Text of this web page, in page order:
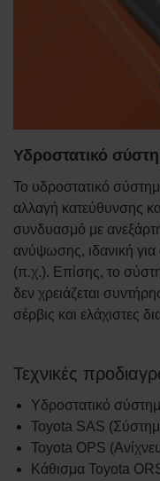
Υδροστατικό
Το υδροστατικό
αλλαγή κατεύθυνσης
συνδυασμό με
ανύψωσης, ιδανική
(π.χ.). Επίσης, το
δεν χρειάζεται
σέρβις και ελάχιστες
Τεχνικές
Υδροστατικό
Toyota SAS
Toyota OPS
Κάθισμα Toyota